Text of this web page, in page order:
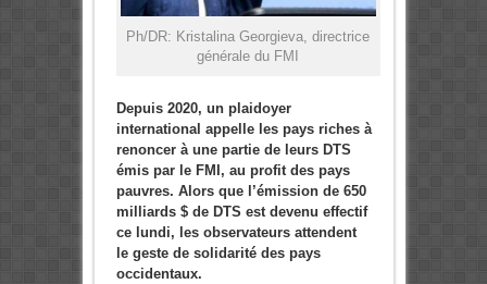
Ph/DR: Kristalina Georgieva, directrice
générale du FMI
Depuis 2020, un plaidoyer
international appelle les pays riches à
renoncer à une partie de leurs DTS
émis par le FMI, au profit des pays
pauvres. Alors que l’émission de 650
milliards $ de DTS est devenu effectif
ce lundi, les observateurs attendent
le geste de solidarité des pays
occidentaux.